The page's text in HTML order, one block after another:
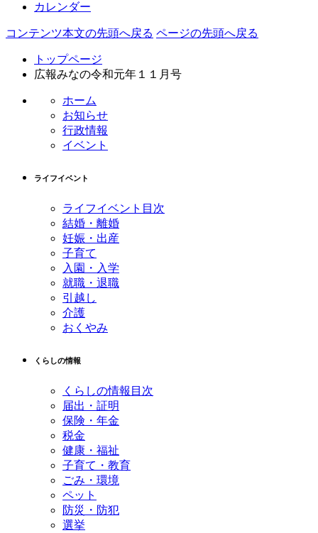
カレンダー
コンテンツ本文の先頭へ戻る ページの先頭へ戻る
トップページ
広報みなの令和元年１１月号
ホーム
お知らせ
行政情報
イベント
ライフイベント
ライフイベント目次
結婚・離婚
妊娠・出産
子育て
入園・入学
就職・退職
引越し
介護
おくやみ
くらしの情報
くらしの情報目次
届出・証明
保険・年金
税金
健康・福祉
子育て・教育
ごみ・環境
ペット
防災・防犯
選挙